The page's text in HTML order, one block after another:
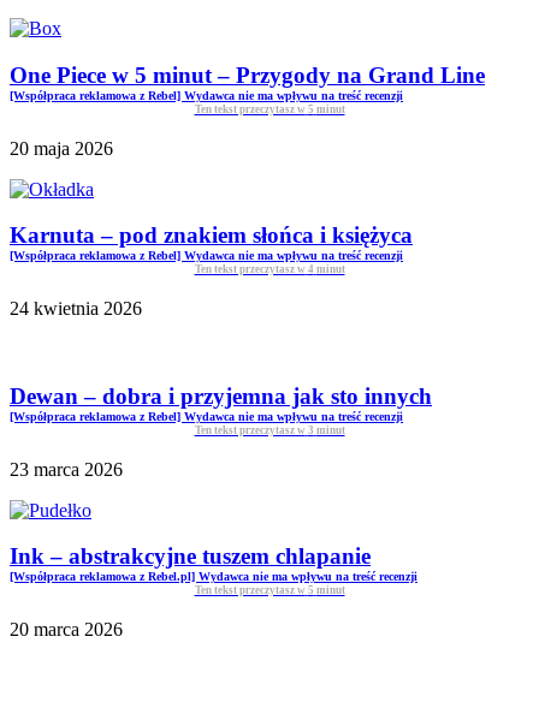
One Piece w 5 minut – Przygody na Grand Line
[Współpraca reklamowa z Rebel] Wydawca nie ma wpływu na treść recenzji
Ten tekst przeczytasz w 5 minut
20 maja 2026
Karnuta – pod znakiem słońca i księżyca
[Współpraca reklamowa z Rebel] Wydawca nie ma wpływu na treść recenzji
Ten tekst przeczytasz w 4 minut
24 kwietnia 2026
Dewan – dobra i przyjemna jak sto innych
[Współpraca reklamowa z Rebel] Wydawca nie ma wpływu na treść recenzji
Ten tekst przeczytasz w 3 minut
23 marca 2026
Ink – abstrakcyjne tuszem chlapanie
[Współpraca reklamowa z Rebel.pl] Wydawca nie ma wpływu na treść recenzji
Ten tekst przeczytasz w 5 minut
20 marca 2026